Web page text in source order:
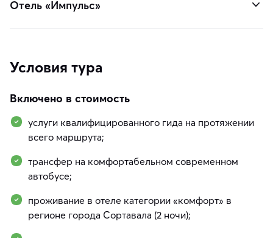
Отель «Импульс»
Условия тура
Включено в стоимость
услуги квалифицированного гида на протяжении
всего маршрута;
трансфер на комфортабельном современном
автобусе;
проживание в отеле категории «комфорт» в
регионе города Сортавала (2 ночи);